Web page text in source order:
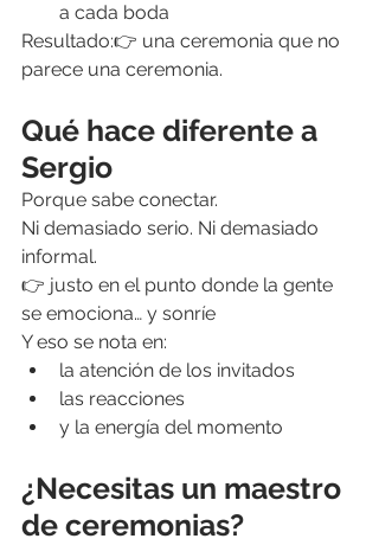
a cada boda
Resultado:👉 una ceremonia que no
parece una ceremonia.
Qué hace diferente a
Sergio
Porque sabe conectar.
Ni demasiado serio. Ni demasiado
informal.
👉 justo en el punto donde la gente
se emociona… y sonríe
Y eso se nota en:
la atención de los invitados
las reacciones
y la energía del momento
¿Necesitas un maestro
de ceremonias?